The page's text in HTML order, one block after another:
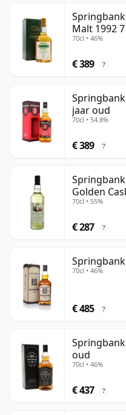
Malt 1992
70cl • 46%
€ 389 ?
jaar oud
70cl • 54.8%
€ 389 ?
Golden
70cl • 55%
€ 287 ?
70cl • 46%
€ 485 ?
oud
70cl • 46%
€ 437 ?